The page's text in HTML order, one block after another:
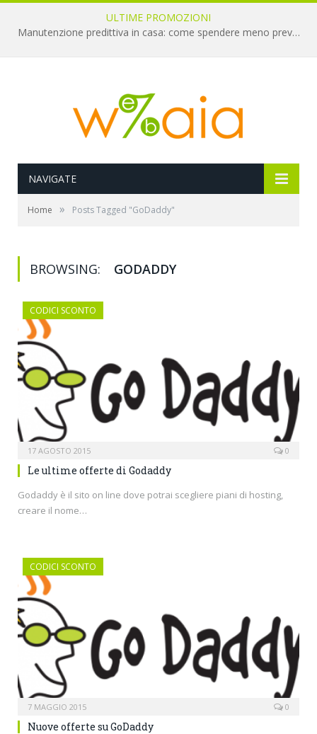
ULTIME PROMOZIONI
Manutenzione predittiva in casa: come spendere meno prevenendo i guasti
NAVIGATE
Home » Posts Tagged "GoDaddy"
BROWSING: GODADDY
CODICI SCONTO
17 AGOSTO 2015 0
Le ultime offerte di Godaddy
Godaddy è il sito on line dove potrai scegliere piani di hosting,
creare il nome…
CODICI SCONTO
7 MAGGIO 2015 0
Nuove offerte su GoDaddy